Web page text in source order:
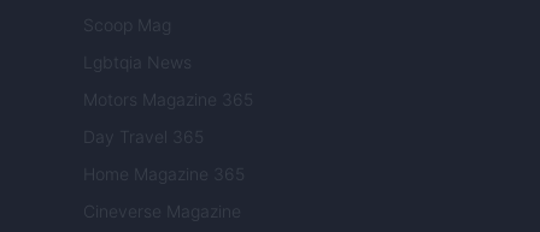
Scoop Mag
Lgbtqia News
Motors Magazine 365
Day Travel 365
Home Magazine 365
Cineverse Magazine